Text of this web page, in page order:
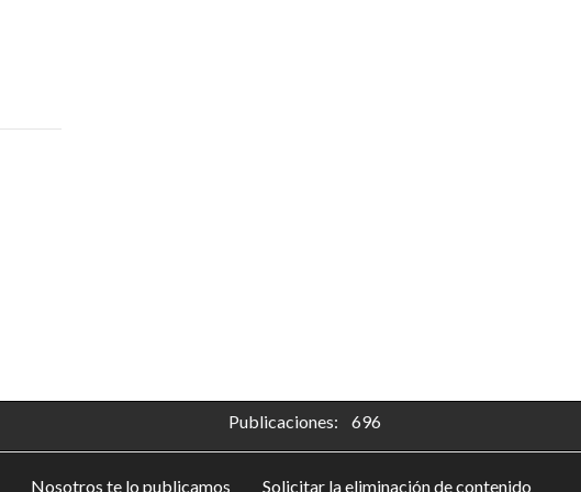
Publicaciones: 696
Nosotros te lo publicamos Solicitar la eliminación de contenido